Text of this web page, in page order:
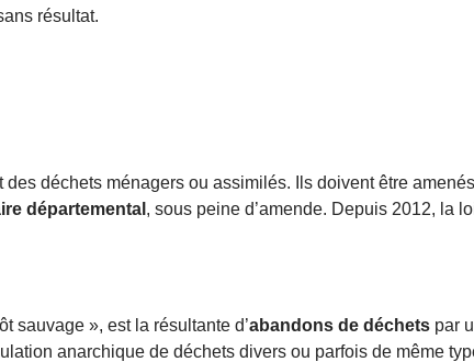
résultat.
déchets ménagers ou assimilés. Ils doivent être
départemental , sous peine d’amende. Depuis 2012, la
sauvage », est la résultante d’abandons de déchets par
anarchique de déchets divers ou parfois de même